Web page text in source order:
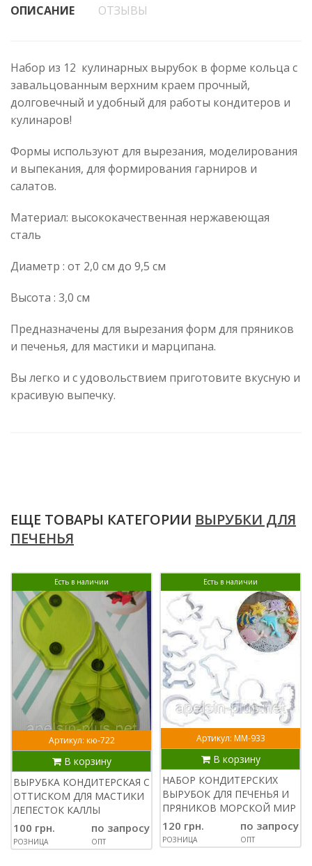
ОПИСАНИЕ ОТЗЫВЫ
Набор из 12 кулинарных вырубок в форме кольца с
завальцованным верхним краем прочный,
долговечный и удобный для работы кондитеров и
кулинаров!
Формы используют для вырезания, моделирования
и выпекания, для формирования гарниров и
салатов.
Материал: высококачественная нержавеющая
сталь
Диаметр : от 2,0 см до 9,5 см
Высота : 3,0 см
Предназначены для вырезания форм для пряников
и печенья, для мастики и марципана.
Вы легко и с удовольствием приготовите вкусную и
красивую выпечку.
ЕЩЕ ТОВАРЫ КАТЕГОРИИ ВЫРУБКИ ДЛЯ
ПЕЧЕНЬЯ
Есть в наличии
Артикул: кю-722
В корзину
ВЫРУБКА КОНДИТЕРСКАЯ С
ОТТИСКОМ ДЛЯ МАСТИКИ
ЛЕПЕСТОК КАЛЛЫ
100 грн.
РОЗНИЦА
по запросу
ОПТ
Есть в наличии
Артикул: ММ-933
В корзину
НАБОР КОНДИТЕРСКИХ
ВЫРУБОК ДЛЯ ПЕЧЕНЬЯ И
ПРЯНИКОВ МОРСКОЙ МИР
120 грн.
РОЗНИЦА
по запросу
ОПТ